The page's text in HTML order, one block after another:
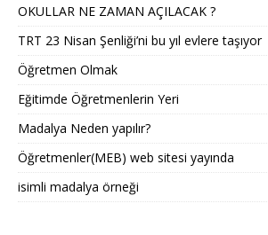
OKULLAR NE ZAMAN AÇILACAK ?
TRT 23 Nisan Şenliği’ni bu yıl evlere taşıyor
Öğretmen Olmak
Eğitimde Öğretmenlerin Yeri
Madalya Neden yapılır?
Öğretmenler(MEB) web sitesi yayında
isimli madalya örneği